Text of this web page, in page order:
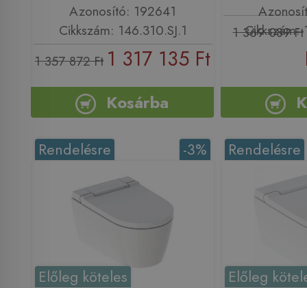
Azonosító: 192641
Cikkszám: 146.310.SJ.1
1 357 872 Ft 1 317 135 Ft
Kosárba
Cikkszám:
1 369 089 Ft
-3%
Rendelésre
Előleg köteles
Rendelésre
Előleg